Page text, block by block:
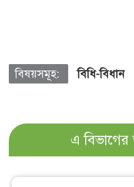
বিষয়সমূহ: বিধি-বিধান
এ